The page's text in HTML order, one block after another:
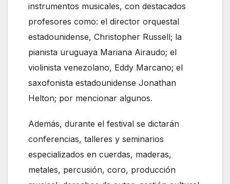
instrumentos musicales, con destacados
profesores como: el director orquestal
estadounidense, Christopher Russell; la
pianista uruguaya Mariana Airaudo; el
violinista venezolano, Eddy Marcano; el
saxofonista estadounidense Jonathan
Helton; por mencionar algunos.
Además, durante el festival se dictarán
conferencias, talleres y seminarios
especializados en cuerdas, maderas,
metales, percusión, coro, producción